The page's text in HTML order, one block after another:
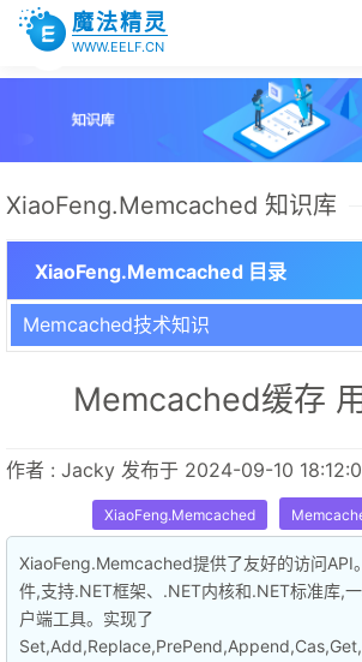
魔法精灵
WWW.EELF.CN
XiaoFeng.Memcached 知识库
XiaoFeng.Memcached 目录
Memcached技术知识
Memcached缓存
作者 : Jacky 发布于 2024-09-10
XiaoFeng.Memcached
XiaoFeng.Memcached提供了友好的访问API
件,支持.NET框架、.NET内核和.NET标准库,
户端工具。实现了